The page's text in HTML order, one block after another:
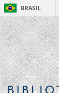
BRASIL